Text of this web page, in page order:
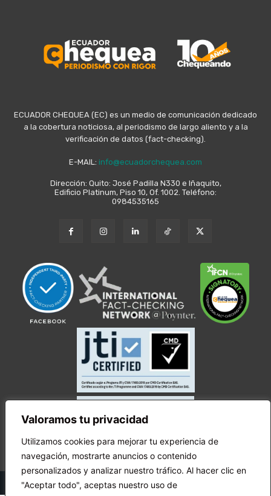
Valoramos tu privacidad
Utilizamos cookies para mejorar tu experiencia de
navegación, mostrarte anuncios o contenido
personalizados y analizar nuestro tráfico. Al hacer clic en
"Aceptar todo", aceptas nuestro uso de
ECUADOR CHEQUEA (EC) es un medio de comunicación dedicado
a la cobertura noticiosa, al periodismo de largo aliento y a la
verificación de datos (fact-checking).
E-MAIL: info@ecuadorchequea.com
Dirección: Quito: José Padilla N330 e Iñaquito,
Edificio Platinum, Piso 10, Of. 1002. Teléfono:
0984535165
© Copyright Ecuador Chequea 2025.